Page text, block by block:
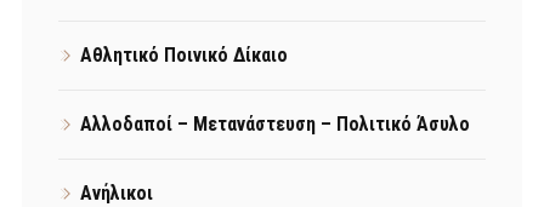
Αθλητικό Ποινικό Δίκαιο
Αλλοδαποί – Μετανάστευση – Πολιτικό Άσυλο
Ανήλικοι